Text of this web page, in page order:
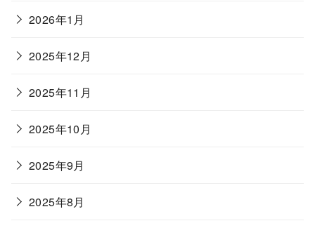
2026年1月
2025年12月
2025年11月
2025年10月
2025年9月
2025年8月